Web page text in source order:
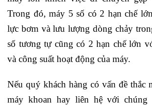
Trong đó, máy 5 số có 2 hạn chế
lực bơm và lưu lượng dòng chảy
số tương tự cũng có 2 hạn chế lớn
và công suất hoạt động của máy.
Nếu quý khách hàng có vấn đề thắc
máy khoan hay liên hệ với